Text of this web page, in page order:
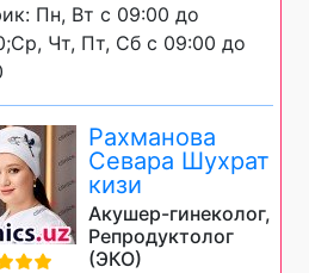
Пн, Вт с 09:00 до
Чт, Пт, Сб с 09:00 до
Рахманова
Севара Шухрат
кизи
Акушер-гинеколог,
Репродуктолог
(ЭКО)